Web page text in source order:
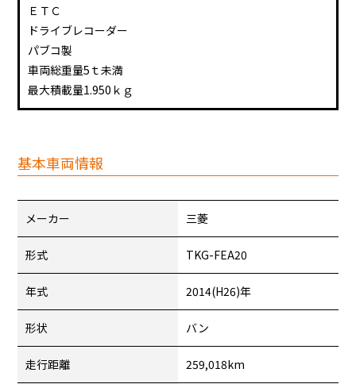
ＥＴＣ
ドライブレコーダー
パブコ製
車両総重量5ｔ未満
最大積載量1.950ｋｇ
基本車両情報
メーカー 三菱
形式 TKG-FEA20
年式 2014(H26)年
形状 バン
走行距離 259,018km